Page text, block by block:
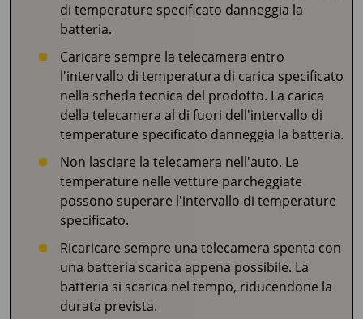
di temperature specificato danneggia la
batteria.
Caricare sempre la telecamera entro
l'intervallo di temperatura di carica specificato
nella scheda tecnica del prodotto. La carica
della telecamera al di fuori dell'intervallo di
temperature specificato danneggia la batteria.
Non lasciare la telecamera nell'auto. Le
temperature nelle vetture parcheggiate
possono superare l'intervallo di temperature
specificato.
Ricaricare sempre una telecamera spenta con
una batteria scarica appena possibile. La
batteria si scarica nel tempo, riducendone la
durata prevista.